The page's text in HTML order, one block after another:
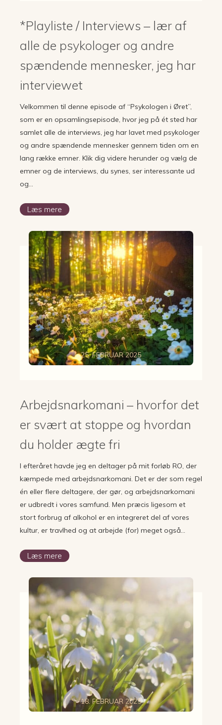
*Playliste / Interviews – lær af
alle de psykologer og andre
spændende mennesker, jeg har
interviewet
Velkommen til denne episode af “Psykologen i Øret”,
som er en opsamlingsepisode, hvor jeg på ét sted har
samlet alle de interviews, jeg har lavet med psykologer
og andre spændende mennesker gennem tiden om en
lang række emner. Klik dig videre herunder og vælg de
emner og de interviews, du synes, ser interessante ud
og…
Læs mere
Arbejdsnarkomani – hvorfor det
er svært at stoppe og hvordan
du holder ægte fri
25. FEBRUAR 2025
I efteråret havde jeg en deltager på mit forløb RO, der
kæmpede med arbejdsnarkomani. Det er der som regel
én eller flere deltagere, der gør, og arbejdsnarkomani
er udbredt i vores samfund. Men præcis ligesom et
stort forbrug af alkohol er en integreret del af vores
kultur, er travlhed og at arbejde (for) meget også…
Læs mere
18. FEBRUAR 2025